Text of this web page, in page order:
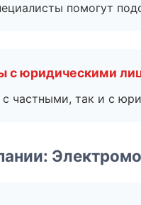
помогут
с юридическими
частными, так и с